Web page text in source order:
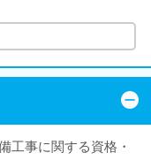
事に関する資格・